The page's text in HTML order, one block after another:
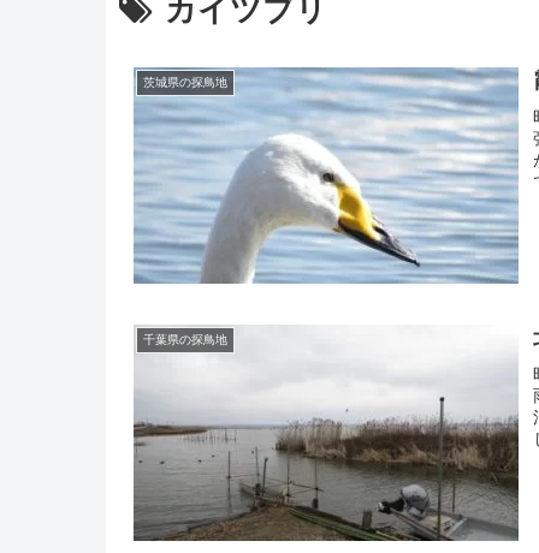
カイツブリ
茨城県の探鳥地
千葉県の探鳥地